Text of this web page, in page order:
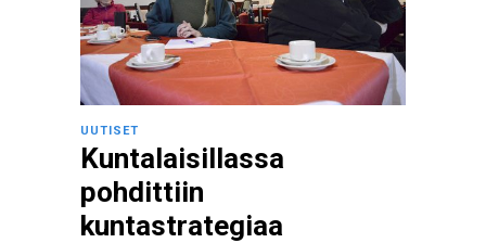
UUTISET
Kuntalaisillassa
pohdittiin
kuntastrategiaa